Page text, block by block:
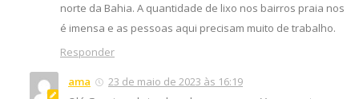
norte da Bahia. A quantidade de lixo nos bairros praia nos
é imensa e as pessoas aqui precisam muito de trabalho.
Responder
ama
23 de maio de 2023 às 16:19